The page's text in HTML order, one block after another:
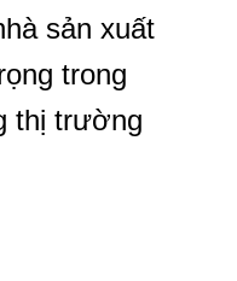
sản xuất
trong
thị trường